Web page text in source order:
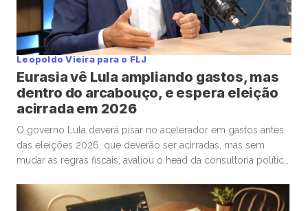
Leopoldo Vieira para o FLJ
Eurasia vê Lula ampliando gastos, mas
dentro do arcabouço, e espera eleição
acirrada em 2026
O governo Lula deverá pisar no acelerador em gastos antes
das eleições 2026, que deverão ser acirradas, mas sem
mudar as regras fiscais, avaliou o head da consultoria política
político e colunista do Faria Lima Journal, Leopoldo Vieira.
Na conversa, o diretor da Eurasia fez […]